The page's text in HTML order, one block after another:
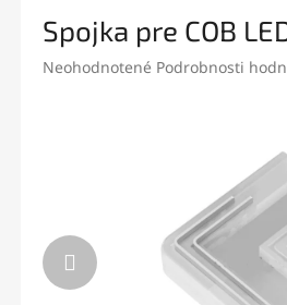
Spojka pre COB
Priemerné
Neohodnotené Podrobnosti